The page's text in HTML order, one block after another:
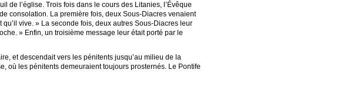
de l’église. Trois fois dans le cours des Litanies, l’Évêque
consolation. La première fois, deux Sous-Diacres venaient
vive. » La seconde fois, deux autres Sous-Diacres leur
» Enfin, un troisième message leur était porté par le
et descendait vers les pénitents jusqu’au milieu de la
où les pénitents demeuraient toujours prosternés. Le Pontife